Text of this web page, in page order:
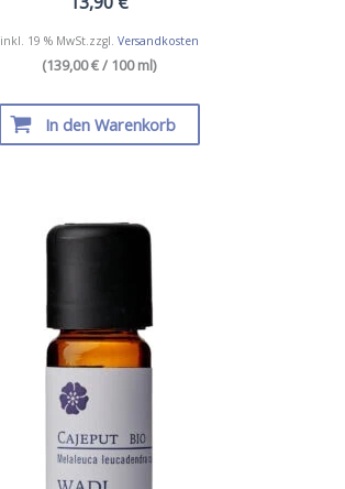
inkl. 19 % MwSt. zzgl. Versandkosten
(139,00 € / 100 ml)
In den Warenkorb